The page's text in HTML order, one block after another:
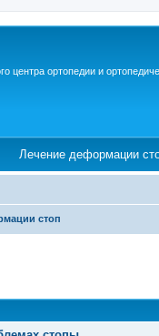
центра ортопедии и
a new tab)
Лечение деформации
стоп